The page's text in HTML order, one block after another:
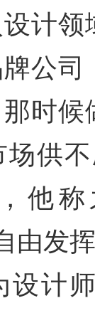
领
公
时
供
他
由发
计师